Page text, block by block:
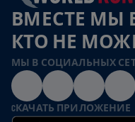
ВМЕСТЕ МЫ
КТО НЕ
МЫ В СОЦИАЛЬНЫХ
CКАЧАТЬ ПРИЛОЖЕНИЕ